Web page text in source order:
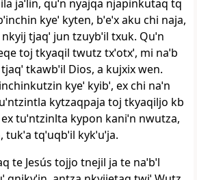
jaˈlin, quˈn nyajqa njapinkutaq tq
kyeˈ kyten, bˈeˈx aku chi naja,
tjaqˈ jun tzuybˈil txuk. Quˈn
toj tkyaqil twutz txˈotxˈ, mi naˈb
tkawbˈil Dios, a kujxix wen.
kyeˈ kyibˈ, ex chi naˈn
kytzaqpaja toj tkyaqiljo kb
tuˈntzinlta kypon kaniˈn nwutza,
tqˈuqbˈil kykˈuˈja.
te Jesús tojjo tnejil ja te naˈbˈl